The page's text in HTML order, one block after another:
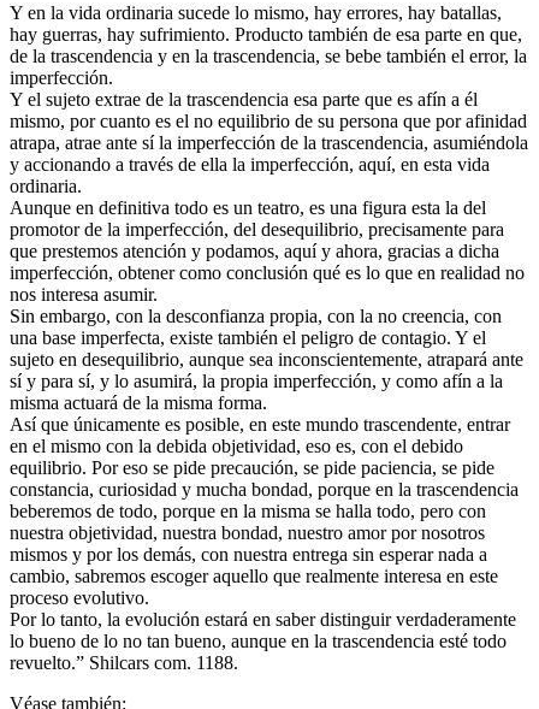
Y en la vida ordinaria sucede lo mismo, hay errores, hay batallas,
hay guerras, hay sufrimiento. Producto también de esa parte en que,
de la trascendencia y en la trascendencia, se bebe también el error, la
imperfección.
Y el sujeto extrae de la trascendencia esa parte que es afín a él
mismo, por cuanto es el no equilibrio de su persona que por afinidad
atrapa, atrae ante sí la imperfección de la trascendencia, asumiéndola
y accionando a través de ella la imperfección, aquí, en esta vida
ordinaria.
Aunque en definitiva todo es un teatro, es una figura esta la del
promotor de la imperfección, del desequilibrio, precisamente para
que prestemos atención y podamos, aquí y ahora, gracias a dicha
imperfección, obtener como conclusión qué es lo que en realidad no
nos interesa asumir.
Sin embargo, con la desconfianza propia, con la no creencia, con
una base imperfecta, existe también el peligro de contagio. Y el
sujeto en desequilibrio, aunque sea inconscientemente, atrapará ante
sí y para sí, y lo asumirá, la propia imperfección, y como afín a la
misma actuará de la misma forma.
Así que únicamente es posible, en este mundo trascendente, entrar
en el mismo con la debida objetividad, eso es, con el debido
equilibrio. Por eso se pide precaución, se pide paciencia, se pide
constancia, curiosidad y mucha bondad, porque en la trascendencia
beberemos de todo, porque en la misma se halla todo, pero con
nuestra objetividad, nuestra bondad, nuestro amor por nosotros
mismos y por los demás, con nuestra entrega sin esperar nada a
cambio, sabremos escoger aquello que realmente interesa en este
proceso evolutivo.
Por lo tanto, la evolución estará en saber distinguir verdaderamente
lo bueno de lo no tan bueno, aunque en la trascendencia esté todo
revuelto.” Shilcars com. 1188.
Véase también: